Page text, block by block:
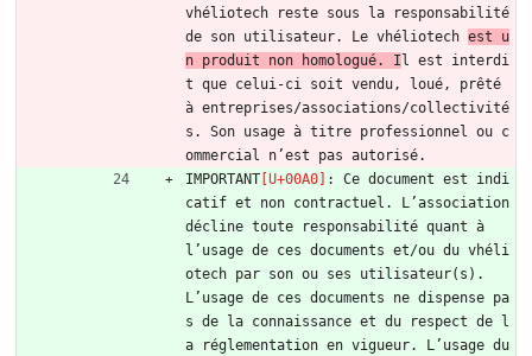
vhéliotech reste sous la responsabilité
de son utilisateur. Le vhéliotech est u
n produit non homologué. I l est interdi
t que celui-ci soit vendu, loué, prêté
à entreprises/associations/collectivité
s. Son usage à titre professionnel ou c
ommercial n’est pas autorisé.
IMPORTANT
: Ce document est indi
catif et non contractuel. L’association
décline toute responsabilité quant à
l’usage de ces documents et/ou du vhéli
otech par son ou ses utilisateur(s).
L’usage de ces documents ne dispense pa
s de la connaissance et du respect de l
a réglementation en vigueur. L’usage du